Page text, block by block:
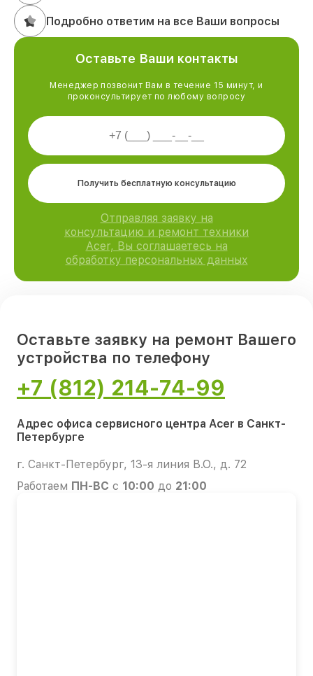
Подробно ответим на все Ваши вопросы
Оставьте Ваши контакты
Менеджер позвонит Вам в течение 15 минут, и
проконсультирует по любому вопросу
Получить бесплатную консультацию
Отправляя заявку на
консультацию и ремонт техники
Acer, Вы соглашаетесь на
обработку персональных данных
Оставьте заявку на ремонт Вашего
устройства по телефону
+7 (812) 214-74-99
Адрес офиса сервисного центра Acer в Санкт-
Петербурге
г. Санкт-Петербург, 13-я линия В.О., д. 72
Работаем ПН-ВС с 10:00 до 21:00